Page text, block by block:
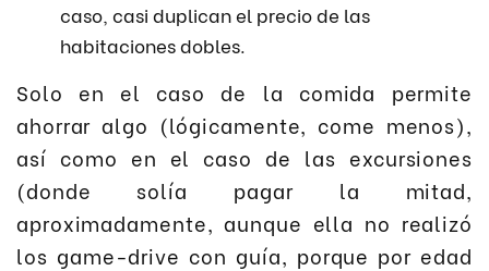
caso, casi duplican el precio de las
habitaciones dobles.
Solo en el caso de la comida permite
ahorrar algo (lógicamente, come menos),
así como en el caso de las excursiones
(donde solía pagar la mitad,
aproximadamente, aunque ella no realizó
los game-drive con guía, porque por edad